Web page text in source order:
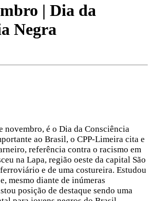
| Dia da
Negra
novembro, é o Dia da Consciência
ao Brasil, o CPP-Limeira cita e
referência contra o racismo em
na Lapa, região oeste da capital São
e de uma costureira. Estudou
mesmo diante de inúmeras
posição de destaque sendo uma